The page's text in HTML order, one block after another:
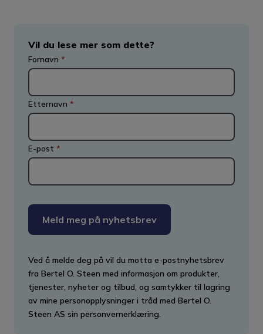
Vil du lese mer som dette?
Fornavn *
Etternavn *
E-post *
Meld meg på nyhetsbrev
Ved å melde deg på vil du motta e-postnyhetsbrev
fra Bertel O. Steen med informasjon om produkter,
tjenester, nyheter og tilbud, og samtykker til lagring
av mine personopplysninger i tråd med Bertel O.
Steen AS sin personvernerklæring.